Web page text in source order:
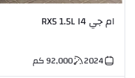
ام جي RX5 1.5L I4
2024
92,000كم